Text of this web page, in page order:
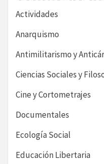
Actividades
Anarquismo
Antimilitarismo y
Ciencias Sociales y
Cine y Cortometrajes
Documentales
Ecología Social
Educación Libertaria